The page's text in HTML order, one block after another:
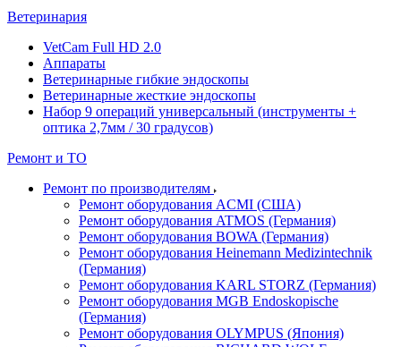
Ветеринария
VetCam Full HD 2.0
Аппараты
Ветеринарные гибкие эндоскопы
Ветеринарные жесткие эндоскопы
Набор 9 операций универсальный (инструменты +
оптика 2,7мм / 30 градусов)
Ремонт и ТО
Ремонт по производителям
Ремонт оборудования ACMI (США)
Ремонт оборудования ATMOS (Германия)
Ремонт оборудования BOWA (Германия)
Ремонт оборудования Heinemann Medizintechnik
(Германия)
Ремонт оборудования KARL STORZ (Германия)
Ремонт оборудования MGB Endoskopische
(Германия)
Ремонт оборудования OLYMPUS (Япония)